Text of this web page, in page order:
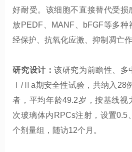
好耐受。该细胞不直接替代受损
放PEDF、MANF、bFGF等多种
经保护、抗氧化应激、抑制凋亡作
研究设计：该研究为前瞻性、多
Ⅰ/Ⅱa期安全性试验，共纳入28
者，平均年龄49.2岁，按基线视
次玻璃体内RPCs注射，设置0.5
个剂量组，随访12个月。